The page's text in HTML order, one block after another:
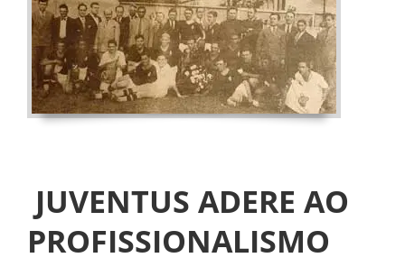
JUVENTUS ADERE AO
PROFISSIONALISMO